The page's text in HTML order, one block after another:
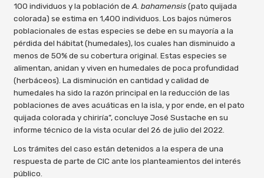
100 individuos y la población de A. bahamensis(pato quijada
colorada) se estima en 1,400 individuos. Los bajos números
poblacionales de estas especies se debe en su mayoría a la
pérdida del hábitat (humedales), los cuales han disminuido a
menos de 50% de su cobertura original. Estas especies se
alimentan, anidan y viven en humedales de poca profundidad
(herbáceos). La disminución en cantidad y calidad de
humedales ha sido la razón principal en la reducción de las
poblaciones de aves acuáticas en la isla, y por ende, en el pato
quijada colorada y chiriría”, concluye José Sustache en su
informe técnico de la vista ocular del 26 de julio del 2022.
Los trámites del caso están detenidos a la espera de una
respuesta de parte de CIC ante los planteamientos del interés
público.